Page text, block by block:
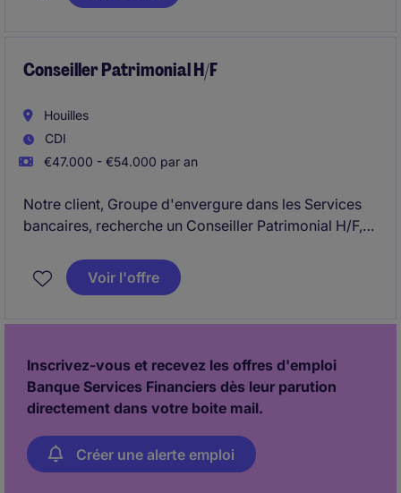
Conseiller Patrimonial H/F
Houilles
CDI
€47.000 - €54.000 par an
Notre client, Groupe d'envergure dans les Services
bancaires, recherche un Conseiller Patrimonial H/F,
Voir l'offre
Inscrivez-vous et recevez les offres d'emploi
Banque Services Financiers dès leur parution
directement dans votre boite mail.
Créer une alerte emploi